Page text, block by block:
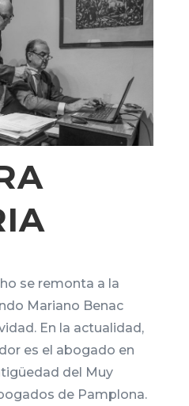
se remonta a la
Mariano Benac
En la actualidad,
es el abogado en
del Muy
de Pamplona.